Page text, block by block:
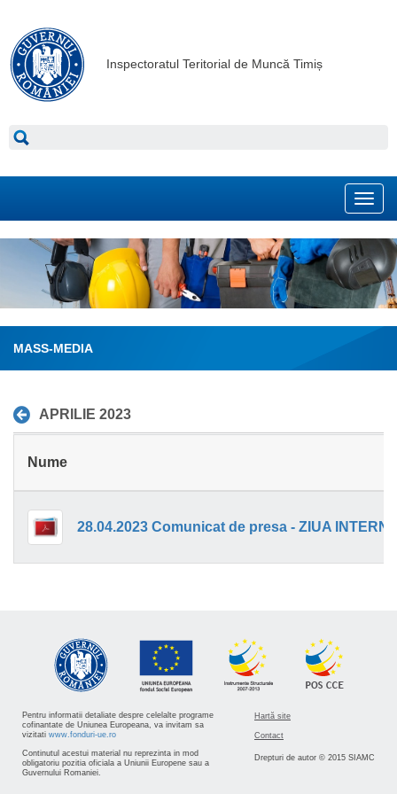
Inspectoratul Teritorial de Muncă Timiș
MASS-MEDIA
APRILIE 2023
Nume
Pentru informatii detaliate despre celelalte programe
cofinantate de Uniunea Europeana, va invitam sa
vizitati www.fonduri-ue.ro
Continutul acestui material nu reprezinta in mod
obligatoriu pozitia oficiala a Uniunii Europene sau a
Guvernului Romaniei.
Hartă site
Contact
Drepturi de autor © 2015 SIAMC